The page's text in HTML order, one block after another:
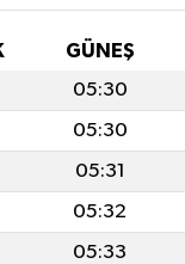
GÜNEŞ
05:30
05:30
05:31
05:32
05:33